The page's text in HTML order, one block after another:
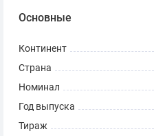
Основные
Континент
Страна
Номинал
Год выпуска
Тираж